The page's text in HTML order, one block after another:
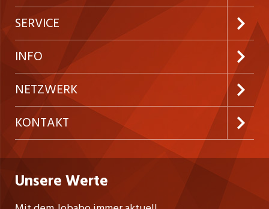
Jobabo abonnieren
Neue Stellen
Festanstellungen
Temporäre Jobs
Praktika
Lehrstellen
SERVICE
Kundenlogin
Inserieren
Firmen
Personalvermittler
INFO
Preise und Leistungen
AGB
Datenschutzerklärung
Impressum
NETZWERK
ostjob.ch
jobzüri.ch
jobmittelland.ch
KONTAKT
Gutenbergstrasse 1
A-6858 Schwarzach
Unsere Werte